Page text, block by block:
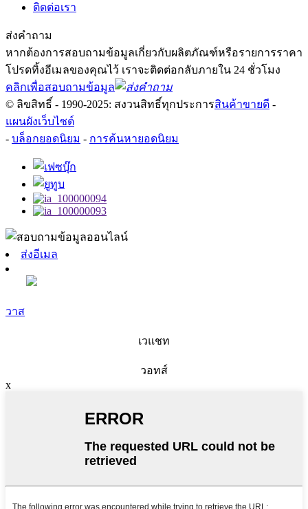
ติดต่อเรา
ส่งคำถาม
หากต้องการสอบถามข้อมูลเกี่ยวกับผลิตภัณฑ์หรือรายการราคา
โปรดทิ้งอีเมลของคุณไว้ เราจะติดต่อกลับภายใน 24 ชั่วโมง
คลิกเพื่อสอบถามข้อมูล
© ลิขสิทธิ์ - 1990-2025: สงวนสิทธิ์ทุกประการสินค้าขายดี -
แผนผังเว็บไซต์
- บล็อกยอดนิยม - การค้นหายอดนิยม
ส่งอีเมล
วาส
เวแชท
วอทส์
x